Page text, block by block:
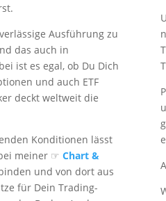
Ausführung zu
das auch in
ist es egal, ob Du Dich
und auch ETF
deckt weltweit die
Konditionen lässt
meiner ☞ Chart &
und von dort aus
für Dein Trading-